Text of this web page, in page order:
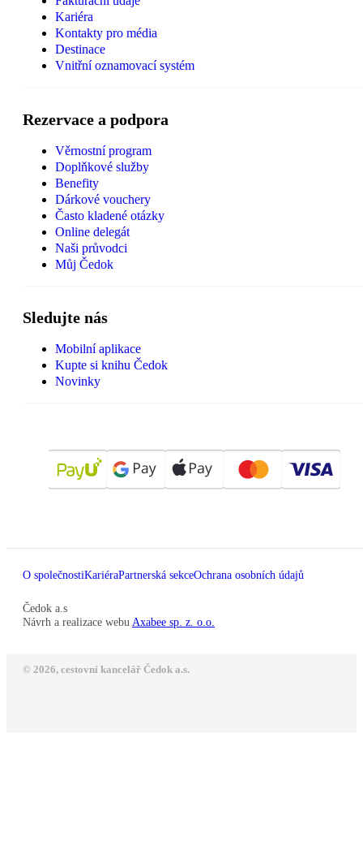
Kariéra
Kontakty pro média
Destinace
Vnitřní oznamovací systém
Rezervace a podpora
Věrnostní program
Doplňkové služby
Benefity
Dárkové vouchery
Často kladené otázky
Online delegát
Naši průvodci
Můj Čedok
Sledujte nás
Mobilní aplikace
Kupte si knihu Čedok
Novinky
O společnostiKariéraPartnerská sekceOchrana osobních údajů
Čedok a.s
Návrh a realizace webu Axabee sp. z. o.o.
© 2026, cestovní kancelář Čedok a.s.